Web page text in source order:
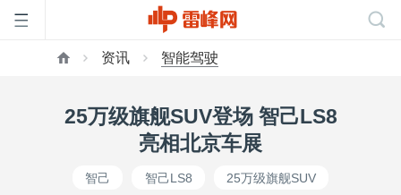
资讯 智能驾驶
25万级旗舰SUV登场 智己LS8
亮相北京车展
智己 智己LS8 25万级旗舰SUV